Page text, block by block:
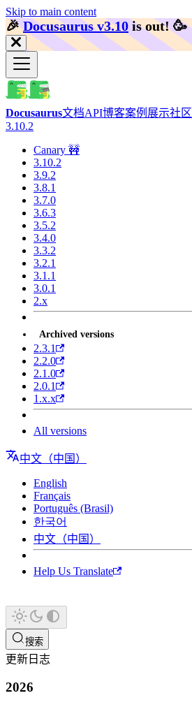
Skip to main content
🎉️Docusaurus v3.10 is out! 🥳️
Docusaurus文档API博客案例展示社区
3.10.2
Canary 🚧
3.10.2
3.9.2
3.8.1
3.7.0
3.6.3
3.5.2
3.4.0
3.3.2
3.2.1
3.1.1
3.0.1
2.x
Archived versions
2.3.1
2.2.0
2.1.0
2.0.1
1.x.x
All versions
中文（中国）
English
Français
Português (Brasil)
한국어
中文（中国）
Help Us Translate
搜索
更新日志
2026